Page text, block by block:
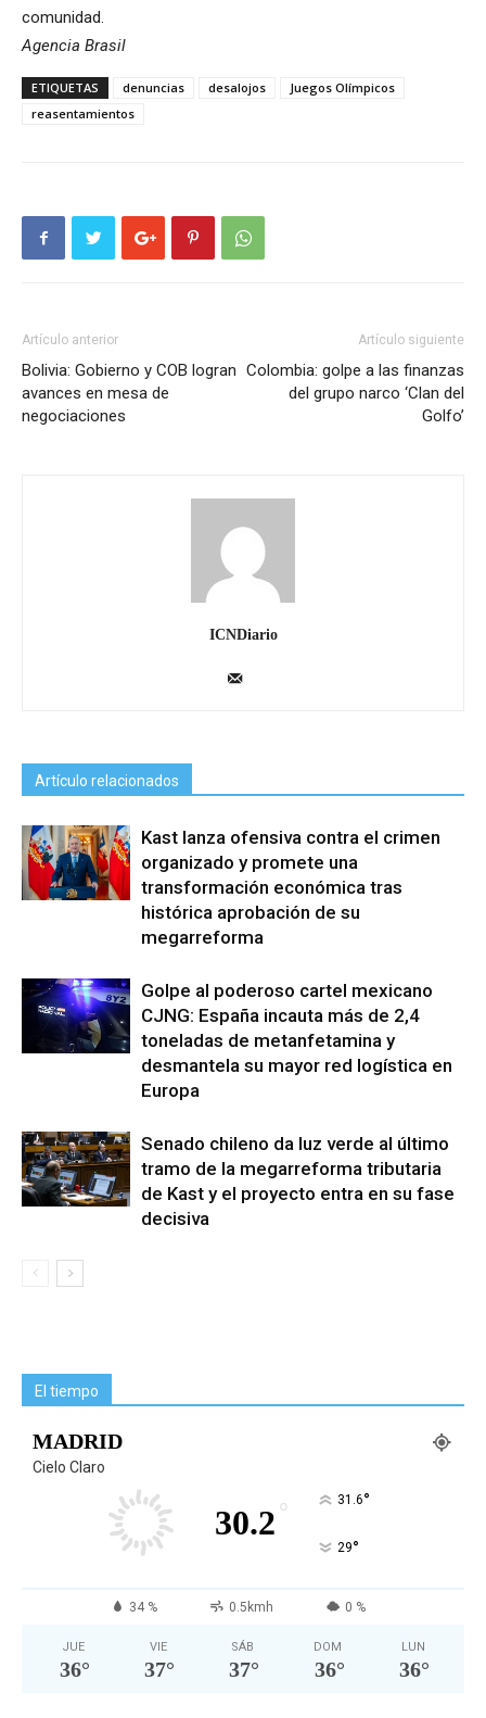
comunidad.
Agencia Brasil
ETIQUETAS denuncias desalojos
Juegos Olímpicos
reasentamientos
Artículo anterior
Bolivia: Gobierno y COB logran
avances en mesa de
negociaciones
Artículo siguiente
Colombia: golpe a las finanzas
del grupo narco ‘Clan del
Golfo’
ICNDiario
Artículo relacionados
Kast lanza ofensiva contra el crimen
organizado y promete una
transformación económica tras
histórica aprobación de su
megarreforma
Golpe al poderoso cartel mexicano
CJNG: España incauta más de 2,4
toneladas de metanfetamina y
desmantela su mayor red logística en
Europa
Senado chileno da luz verde al último
tramo de la megarreforma tributaria
de Kast y el proyecto entra en su fase
decisiva
El tiempo
MADRID
Cielo Claro
30.2 ° 31.6°
29°
34 % 0.5kmh 0 %
JUE
36°
VIE
37°
SÁB
37°
DOM
36°
LUN
36°